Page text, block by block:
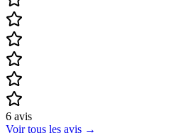
6 avis
Voir tous les avis →